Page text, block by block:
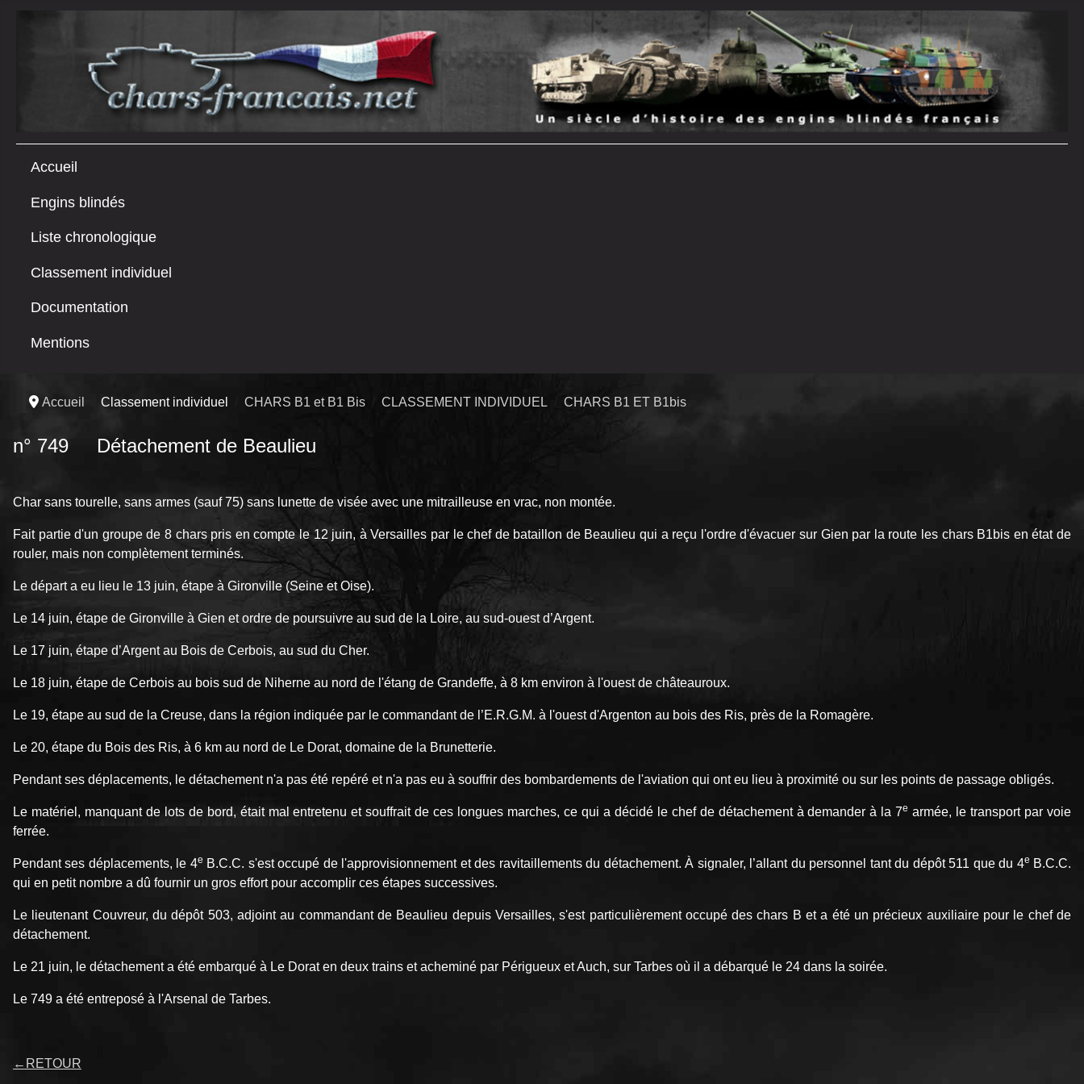
Accueil
Engins blindés
Liste chronologique
Classement individuel
Documentation
Mentions
Accueil Classement individuel CHARS B1 et B1 Bis CLASSEMENT INDIVIDUEL CHARS B1 ET B1bis
n° 749 Détachement de Beaulieu
Char sans tourelle, sans armes (sauf 75) sans lunette de visée avec une mitrailleuse en vrac, non montée.
Fait partie d'un groupe de 8 chars pris en compte le 12 juin, à Versailles par le chef de bataillon de Beaulieu qui a reçu l'ordre d'évacuer sur Gien par la route les chars B1bis en état de
rouler, mais non complètement terminés.
Le départ a eu lieu le 13 juin, étape à Gironville (Seine et Oise).
Le 14 juin, étape de Gironville à Gien et ordre de poursuivre au sud de la Loire, au sud-ouest d’Argent.
Le 17 juin, étape d’Argent au Bois de Cerbois, au sud du Cher.
Le 18 juin, étape de Cerbois au bois sud de Niherne au nord de l'étang de Grandeffe, à 8 km environ à l'ouest de châteauroux.
Le 19, étape au sud de la Creuse, dans la région indiquée par le commandant de l’E.R.G.M. à l'ouest d'Argenton au bois des Ris, près de la Romagère.
Le 20, étape du Bois des Ris, à 6 km au nord de Le Dorat, domaine de la Brunetterie.
Pendant ses déplacements, le détachement n'a pas été repéré et n'a pas eu à souffrir des bombardements de l'aviation qui ont eu lieu à proximité ou sur les points de passage obligés.
Le matériel, manquant de lots de bord, était mal entretenu et souffrait de ces longues marches, ce qui a décidé le chef de détachement à demander à la 7e armée, le transport par voie
ferrée.
Pendant ses déplacements, le 4e B.C.C. s'est occupé de l'approvisionnement et des ravitaillements du détachement. À signaler, l’allant du personnel tant du dépôt 511 que du 4e B.C.C.
qui en petit nombre a dû fournir un gros effort pour accomplir ces étapes successives.
Le lieutenant Couvreur, du dépôt 503, adjoint au commandant de Beaulieu depuis Versailles, s'est particulièrement occupé des chars B et a été un précieux auxiliaire pour le chef de
détachement.
Le 21 juin, le détachement a été embarqué à Le Dorat en deux trains et acheminé par Périgueux et Auch, sur Tarbes où il a débarqué le 24 dans la soirée.
Le 749 a été entreposé à l'Arsenal de Tarbes.
← RETOUR